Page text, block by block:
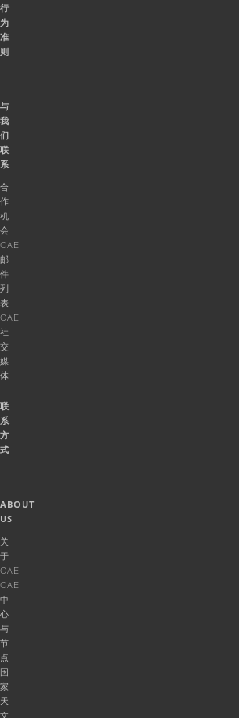
行
为
准
则
与
我
们
联
系
合
作
机
会
OAE
邮
件
列
表
OAE
社
交
媒
体
联
系
方
式
ABOUT
US
关
于
OAE
OAE
中
心
与
节
点
国
家
天
文